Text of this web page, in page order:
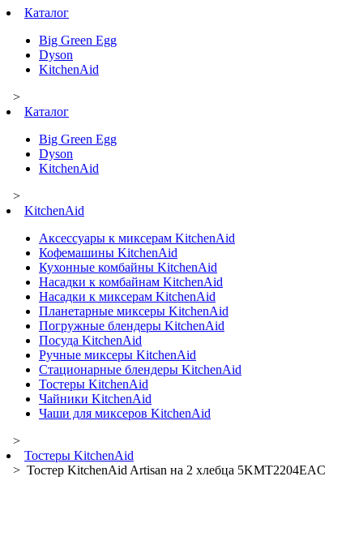
Каталог
Big Green Egg
Dyson
KitchenAid
>
Каталог
Big Green Egg
Dyson
KitchenAid
>
KitchenAid
Аксессуары к миксерам KitchenAid
Кофемашины KitchenAid
Кухонные комбайны KitchenAid
Насадки к комбайнам KitchenAid
Насадки к миксерам KitchenAid
Планетарные миксеры KitchenAid
Погружные блендеры KitchenAid
Посуда KitchenAid
Ручные миксеры KitchenAid
Стационарные блендеры KitchenAid
Тостеры KitchenAid
Чайники KitchenAid
Чаши для миксеров KitchenAid
>
Тостеры KitchenAid
> Тостер KitchenAid Artisan на 2 хлебца 5KMT2204EAC